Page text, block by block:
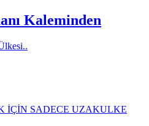
Kaleminden
İÇİN SADECE UZAKULKE